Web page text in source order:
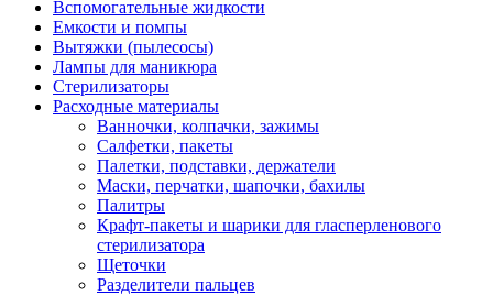
Вспомогательные жидкости
Емкости и помпы
Вытяжки (пылесосы)
Лампы для маникюра
Стерилизаторы
Расходные материалы
Ванночки, колпачки, зажимы
Салфетки, пакеты
Палетки, подставки, держатели
Маски, перчатки, шапочки, бахилы
Палитры
Крафт-пакеты и шарики для гласперленового
стерилизатора
Щеточки
Разделители пальцев